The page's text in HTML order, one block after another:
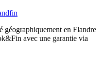
géographiquement en Flandre
avec une garantie via